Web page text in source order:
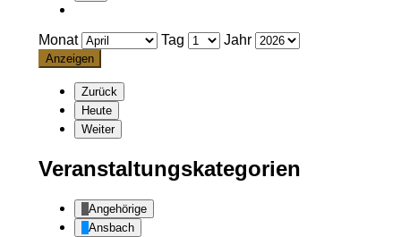
Monat Tag Jahr
Zurück
Heute
Weiter
Veranstaltungskategorien
Angehörige
Ansbach